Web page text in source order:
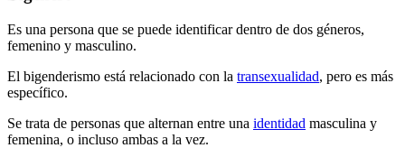
Es una persona que se puede identificar dentro de dos géneros,
femenino y masculino.
El bigenderismo está relacionado con la transexualidad, pero es más
específico.
Se trata de personas que alternan entre una identidad masculina y
femenina, o incluso ambas a la vez.